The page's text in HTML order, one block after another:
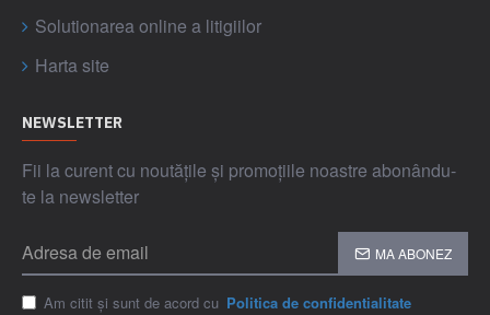
Solutionarea online a litigiilor
Harta site
NEWSLETTER
Fii la curent cu noutățile și promoțiile noastre abonându-
te la newsletter
MA ABONEZ
Am citit și sunt de acord cu Politica de confidentialitate